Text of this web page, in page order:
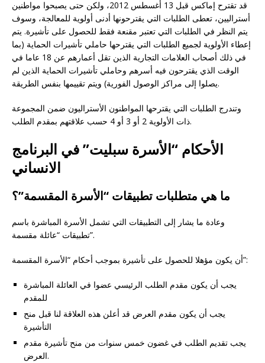
قد تقترح إماكس قبل 13 أغسطس 2012، ولكن حتى يصبحوا مواطنين
أستراليين، تعطى الطلبات التي يقترحونها أدنى أولوية للمعالجة، وسوف
يتم النظر في الطلبات التي تعتبر مقنعة فقط للحصول على تأشيرة. يتم
إعطاء الأولوية لجميع الطلبات التي يقترحها حاملي تأشيرات الحماية (بما
في ذلك أصحاب العلامات التجارية الذين تقل أعمارهم عن 18 عاما في
الوقت الذي يقترحون فيه أسرهم وحاملي تأشيرات الحماية الذين لم
يصلوا إلى مراكز الوصول الفورية) ويتم تقييمها بنفس الطريقة.
وتندرج الطلبات التي يقترحها المواطنون الأستراليون ضمن المجموعة
ذات الأولوية 2 أو 3 أو 4 حسب علاقتهم بمقدم الطلب.
الأحكام “الأسرة سبليت” في البرنامج
الانساني
ما هي متطلبات تطبيقات “الأسرة المقسمة”؟
وعادة ما يشار إلى التطبيقات التي تشمل الأسرة المباشرة باسم
تطبيقات “عائلة مقسمة”.
أن يكون مؤهلا للحصول على تأشيرة بموجب أحكام “الأسرة المقسمة”:
يجب أن يكون مقدم الطلب الرئيسي عضوا في العائلة المباشرة
للمقدم
يجب أن يكون مقدم العرض قد أعلن هذه العلاقة لنا قبل منح
التأشيرة
يجب تقديم الطلب في غضون خمس سنوات من منح تأشيرة مقدم
العرض.